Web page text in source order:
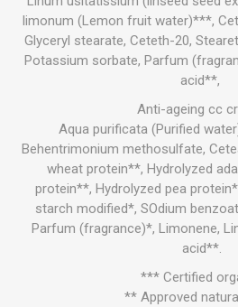
limonum (Lemon fruit water)***,
Glyceryl stearate, Ceteth-20,
Potassium sorbate, Parfum
acid**,
Anti-ageing cc
Aqua purificata (Purified
Behentrimonium methosulfate,
wheat protein**, Hydrolyzed
protein**, Hydrolyzed pea
starch modified*, SOdium
Parfum (fragrance)*, Limonene,
acid**.
*** Certified
** Approved